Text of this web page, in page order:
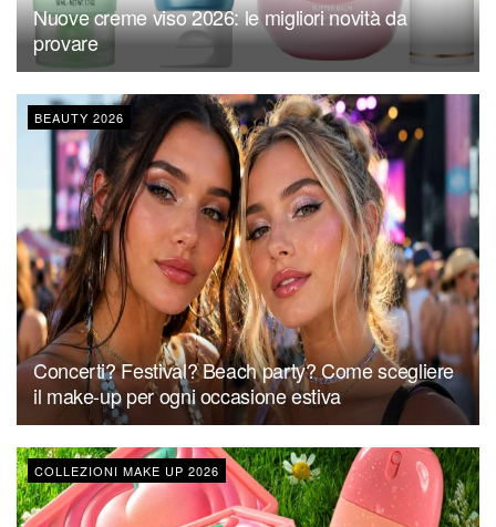
Nuove creme viso 2026: le migliori novità da
provare
BEAUTY 2026
Concerti? Festival? Beach party? Come scegliere
il make-up per ogni occasione estiva
COLLEZIONI MAKE UP 2026